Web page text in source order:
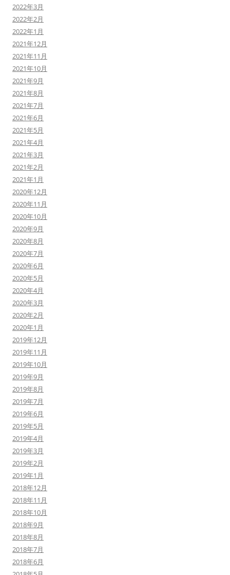
2022年3月
2022年2月
2022年1月
2021年12月
2021年11月
2021年10月
2021年9月
2021年8月
2021年7月
2021年6月
2021年5月
2021年4月
2021年3月
2021年2月
2021年1月
2020年12月
2020年11月
2020年10月
2020年9月
2020年8月
2020年7月
2020年6月
2020年5月
2020年4月
2020年3月
2020年2月
2020年1月
2019年12月
2019年11月
2019年10月
2019年9月
2019年8月
2019年7月
2019年6月
2019年5月
2019年4月
2019年3月
2019年2月
2019年1月
2018年12月
2018年11月
2018年10月
2018年9月
2018年8月
2018年7月
2018年6月